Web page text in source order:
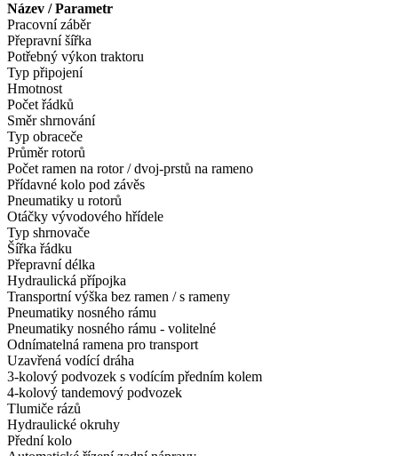
Název / Parametr
Pracovní záběr
Přepravní šířka
Potřebný výkon traktoru
Typ připojení
Hmotnost
Počet řádků
Směr shrnování
Typ obraceče
Průměr rotorů
Počet ramen na rotor / dvoj-prstů na rameno
Přídavné kolo pod závěs
Pneumatiky u rotorů
Otáčky vývodového hřídele
Typ shrnovače
Šířka řádku
Přepravní délka
Hydraulická přípojka
Transportní výška bez ramen / s rameny
Pneumatiky nosného rámu
Pneumatiky nosného rámu - volitelné
Odnímatelná ramena pro transport
Uzavřená vodící dráha
3-kolový podvozek s vodícím předním kolem
4-kolový tandemový podvozek
Tlumiče rázů
Hydraulické okruhy
Přední kolo